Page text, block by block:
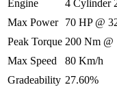
Engine
4 Cylinder
Max Power
70 HP @
Peak Torque 200 Nm @
Max Speed
80 Km/h
Gradeability 27.60%